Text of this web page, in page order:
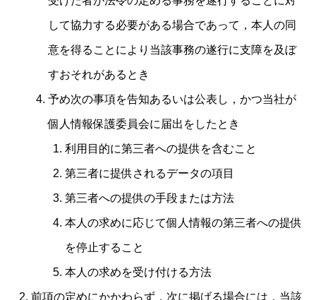
して協力する必要がある場合であって，本人の同
意を得ることにより当該事務の遂行に支障を及ぼ
すおそれがあるとき
予め次の事項を告知あるいは公表し，かつ当社が
個人情報保護委員会に届出をしたとき
利用目的に第三者への提供を含むこと
第三者に提供されるデータの項目
第三者への提供の手段または方法
本人の求めに応じて個人情報の第三者への提供
を停止すること
本人の求めを受け付ける方法
前項の定めにかかわらず，次に掲げる場合には，当該